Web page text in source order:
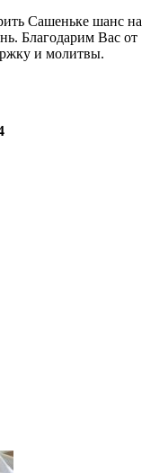
Сашеньке шанс на
Благодарим Вас от
и молитвы.